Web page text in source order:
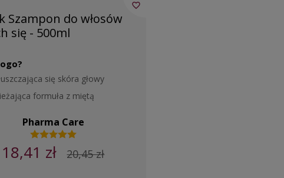
Szampon do włosów
się - 500ml
się skóra głowy
formuła z miętą
Pharma Care
18,41 zł 20,45 zł
favorite_border